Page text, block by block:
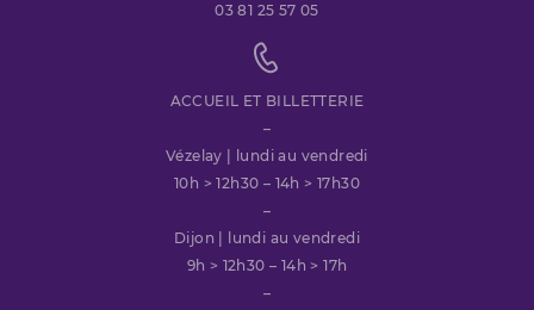
03 81 25 57 05
ACCUEIL ET BILLETTERIE
–
Vézelay | lundi au vendredi
10h > 12h30 – 14h > 17h30
–
Dijon | lundi au vendredi
9h > 12h30 – 14h > 17h
–